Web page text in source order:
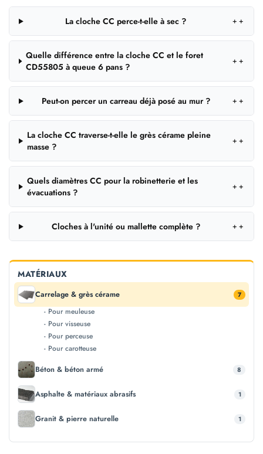
La cloche CC perce-t-elle à sec ? ＋
Quelle différence entre la cloche CC et le foret
CD55805 à queue 6 pans ?
＋
Peut-on percer un carreau déjà posé au mur ? ＋
La cloche CC traverse-t-elle le grès cérame pleine
masse ?
＋
Quels diamètres CC pour la robinetterie et les
évacuations ?
＋
Cloches à l'unité ou mallette complète ? ＋
MATÉRIAUX
Carrelage & grès cérame 7
- Pour meuleuse
- Pour visseuse
- Pour perceuse
- Pour carotteuse
Béton & béton armé
8
Asphalte & matériaux abrasifs 1
Granit & pierre naturelle 1